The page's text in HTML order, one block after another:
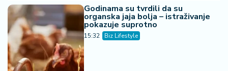
Godinama su tvrdili da su
organska jaja bolja – istraživanje
pokazuje suprotno
15:32 Biz Lifestyle